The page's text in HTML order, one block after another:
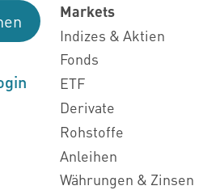
Markets
Indizes & Aktien
Fonds
ETF
Derivate
Rohstoffe
Anleihen
Währungen & Zinsen